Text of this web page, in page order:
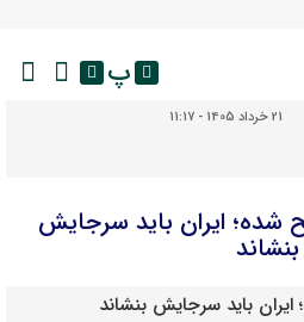
پ
21 خرداد 1405 - 11:17
شده؛ ایران باید سرجایش
بنشاند